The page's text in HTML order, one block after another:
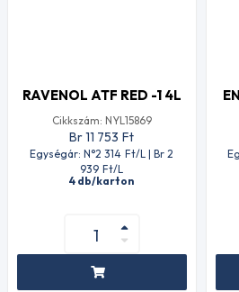
RAVENOL ATF RED -1 4L
Cikkszám: NYL15869
Br 11 753 Ft
Egységár: N°2 314 Ft/L | Br 2
939 Ft/L
4 db/karton